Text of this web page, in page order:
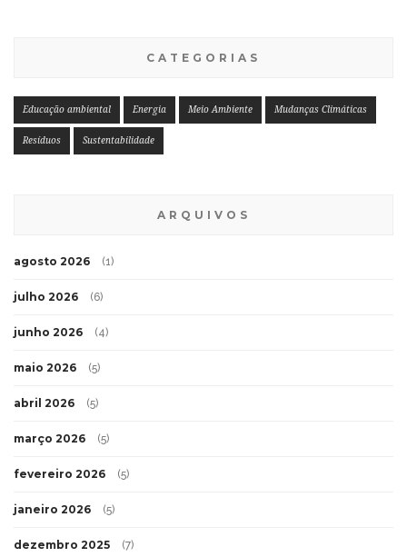
CATEGORIAS
Educação ambiental Energia Meio Ambiente Mudanças Climáticas
Resíduos Sustentabilidade
ARQUIVOS
agosto 2026 (1)
julho 2026 (6)
junho 2026 (4)
maio 2026 (5)
abril 2026 (5)
março 2026 (5)
fevereiro 2026 (5)
janeiro 2026 (5)
dezembro 2025 (7)